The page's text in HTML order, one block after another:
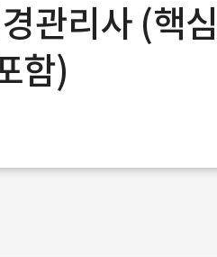
관리사 (핵
함)